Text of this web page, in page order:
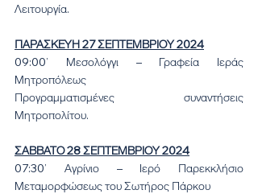
Λειτουργία.
ΠΑΡΑΣΚΕΥΗ 27 ΣΕΠΤΕΜΒΡΙΟΥ 2024
09:00’ Μεσολόγγι – Γραφεία Ιεράς
Μητροπόλεως
Προγραμματισμένες συναντήσεις
Μητροπολίτου.
ΣΑΒΒΑΤΟ 28 ΣΕΠΤΕΜΒΡΙΟΥ 2024
07:30’ Αγρίνιο – Ιερό Παρεκκλήσιο
Μεταμορφώσεως του Σωτήρος Πάρκου